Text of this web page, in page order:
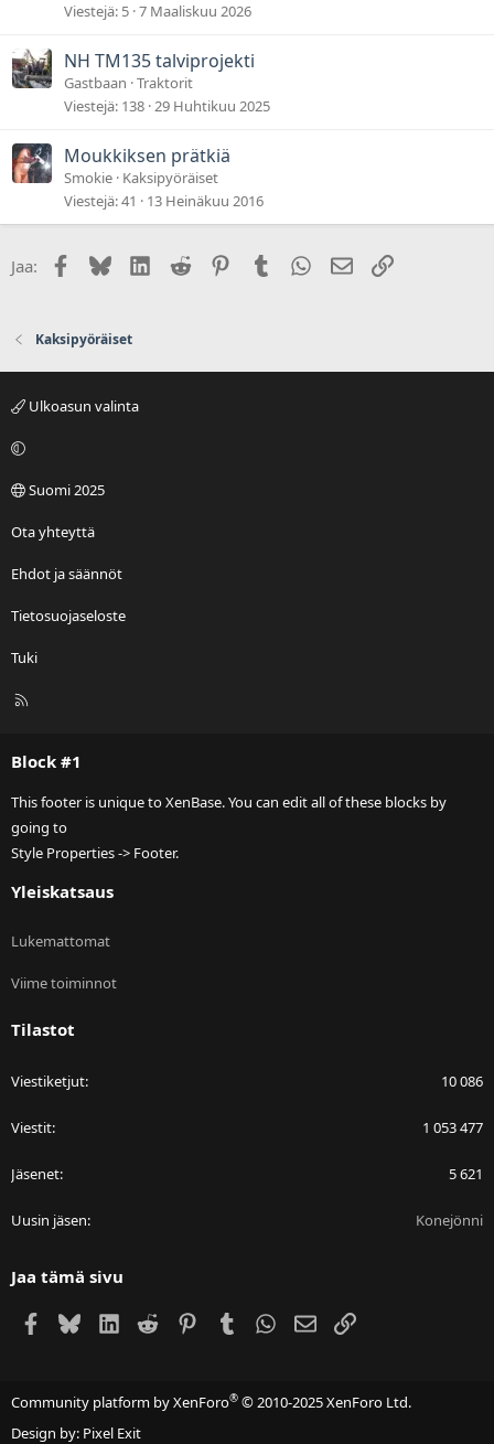
Viestejä 5 7 Maaliskuu 2026
NH TM135 talviprojekti
Gastbaan Traktorit
Viestejä 138 29 Huhtikuu 2025
Moukkiksen prätkiä
Smokie Kaksipyöräiset
Viestejä 41 13 Heinäkuu 2016
Jaa: Facebook
BlueskyLinkedIn
Reddit PinterestTumblr WhatsApp
Sähköposti
Linkki
Kaksipyöräiset
Ulkoasun valinta
Suomi 2025
Ota yhteyttä
Ehdot ja säännöt
Tietosuojaseloste
Tuki
R
Block #1
This footer is unique to XenBase. You can edit all of these blocks by
going to
Style Properties -> Footer.
Yleiskatsaus
Lukemattomat
Viime toiminnot
Tilastot
Viestiketjut 10 086
Viestit 1 053 477
Jäsenet 5 621
Uusin jäsen Konejönni
Jaa tämä sivu
Facebook
BlueskyLinkedIn
Reddit PinterestTumblr WhatsApp
Sähköposti
Linkki
Community platform by XenForo® © 2010-2025 XenForo Ltd.
Design by: Pixel Exit